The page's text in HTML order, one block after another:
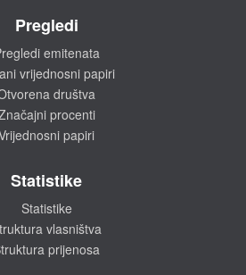
Pregledi
emitenata
vrijednosni papiri
društva
procenti
papiri
Statistike
Statistike
vlasništva
prijenosa